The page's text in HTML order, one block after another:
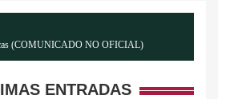
(COMUNICADO NO OFICIAL)
ENTRADAS